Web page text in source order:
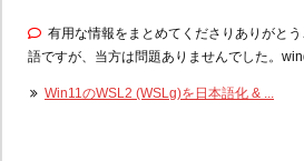
有用な情報をまとめてくださりありがと
語ですが、当方は問題ありませんでした。
Win11のWSL2 (WSLg)を日本語化 & ...